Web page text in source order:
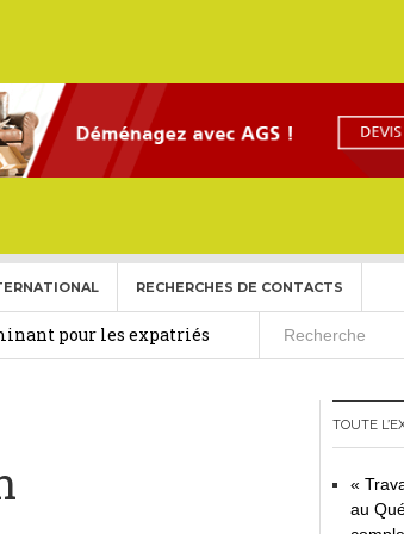
RECHERCHES DE CONTACTS
27 février 2026
pour les expatriés
TOUTE
«
au